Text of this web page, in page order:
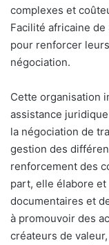
complexes et
Facilité africaine
pour renforcer
négociation.
Cette organisation
assistance
la négociation de
gestion des
renforcement des
part, elle élabore
documentaires et
à promouvoir des
créateurs de